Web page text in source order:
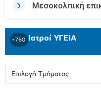
Μεσοκολπική
+760 Ιατροί ΥΓΕΙΑ
Επιλογή Τμήματος